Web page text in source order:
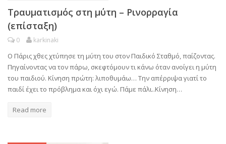
Τραυματισμός στη μύτη – Ρινορραγία
(επίσταξη)
0 karkinaki
Ο Πάρις χθες χτύπησε τη μύτη του στον Παιδικό Σταθμό, παίζοντας.
Πηγαίνοντας να τον πάρω, σκεφτόμουν τι κάνω όταν ανοίγει η μύτη
του παιδιού. Κίνηση πρώτη: λιποθυμάω… Την απέρριψα γιατί το
παιδί έχει το πρόβλημα και όχι εγώ. Πάμε πάλι..Κίνηση…
Read more